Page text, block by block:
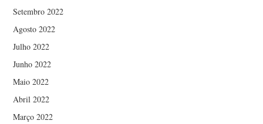
Setembro 2022
Agosto 2022
Julho 2022
Junho 2022
Maio 2022
Abril 2022
Março 2022